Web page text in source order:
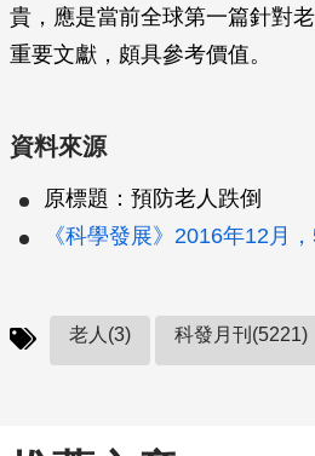
貴，應是當前全球第一篇針對
重要文獻，頗具參考價值。
資料來源
原標題：預防老人跌倒
《科學發展》2016年12月
老人(3) 科發月刊(5221)